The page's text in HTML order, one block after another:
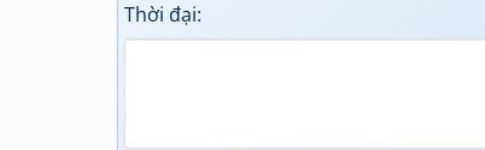
Thời đại: